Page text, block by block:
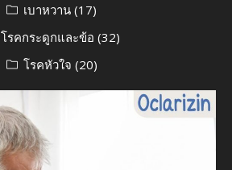
เบาหวาน (17)
โรคกระดูกและข้อ (32)
โรคหัวใจ (20)